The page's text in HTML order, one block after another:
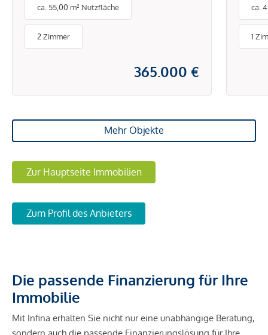
ca. 55,00 m² Nutzfläche
2 Zimmer
365.000 €
ca.
1
Mehr Objekte
Zur Hauptseite Immobilien
Zum Profil des Anbieters
Die passende Finanzierung für Ihre
Immobilie
Mit Infina erhalten Sie nicht nur eine unabhängige Beratung,